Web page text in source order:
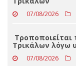
για το Διεθνές
Τρικάλων
07/08/2026